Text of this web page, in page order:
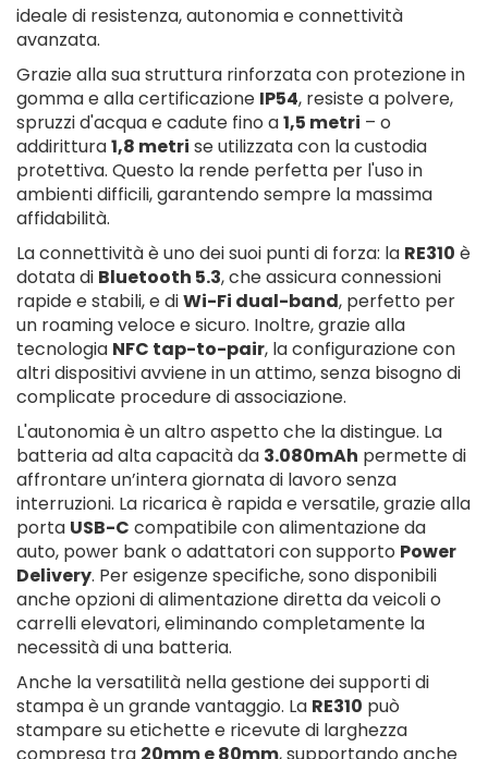
ideale di resistenza, autonomia e connettività
avanzata.
Grazie alla sua struttura rinforzata con protezione in
gomma e alla certificazione IP54, resiste a polvere,
spruzzi d'acqua e cadute fino a1,5 metri – o
addirittura1,8 metri se utilizzata con la custodia
protettiva. Questo la rende perfetta per l'uso in
ambienti difficili, garantendo sempre la massima
affidabilità.
La connettività è uno dei suoi punti di forza: la RE310 è
dotata di Bluetooth 5.3, che assicura connessioni
rapide e stabili, e diWi-Fi dual-band, perfetto per
un roaming veloce e sicuro. Inoltre, grazie alla
tecnologia NFC tap-to-pair, la configurazione con
altri dispositivi avviene in un attimo, senza bisogno di
complicate procedure di associazione.
L'autonomia è un altro aspetto che la distingue. La
batteria ad alta capacità da 3.080mAh permette di
affrontare un’intera giornata di lavoro senza
interruzioni. La ricarica è rapida e versatile, grazie alla
porta USB-C compatibile con alimentazione da
auto, power bank o adattatori con supporto Power
Delivery. Per esigenze specifiche, sono disponibili
anche opzioni di alimentazione diretta da veicoli o
carrelli elevatori, eliminando completamente la
necessità di una batteria.
Anche la versatilità nella gestione dei supporti di
stampa è un grande vantaggio. La RE310 può
stampare su etichette e ricevute di larghezza